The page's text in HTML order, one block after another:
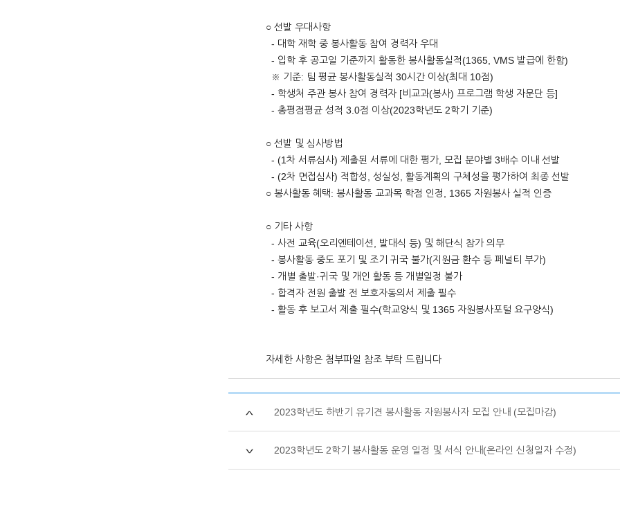
○ 선발 우대사항
- 대학 재학 중 봉사활동 참여 경력자 우대
- 입학 후 공고일 기준까지 활동한 봉사활동실적(1365, VMS 발급에 한함)
※ 기준: 팀 평균 봉사활동실적 30시간 이상(최대 10점)
- 학생처 주관 봉사 참여 경력자 [비교과(봉사) 프로그램 학생 자문단 등]
- 총평점평균 성적 3.0점 이상(2023학년도 2학기 기준)
○ 선발 및 심사방법
- (1차 서류심사) 제출된 서류에 대한 평가, 모집 분야별 3배수 이내 선발
- (2차 면접심사) 적합성, 성실성, 활동계획의 구체성을 평가하여 최종 선발
○ 봉사활동 혜택: 봉사활동 교과목 학점 인정, 1365 자원봉사 실적 인증
○ 기타 사항
- 사전 교육(오리엔테이션, 발대식 등) 및 해단식 참가 의무
- 봉사활동 중도 포기 및 조기 귀국 불가(지원금 환수 등 페널티 부가)
- 개별 출발·귀국 및 개인 활동 등 개별일정 불가
- 합격자 전원 출발 전 보호자동의서 제출 필수
- 활동 후 보고서 제출 필수(학교양식 및 1365 자원봉사포털 요구양식)
자세한 사항은 첨부파일 참조 부탁 드립니다
2023학년도 하반기 유기견 봉사활동 자원봉사자 모집 안내 (모집마감)
2023학년도 2학기 봉사활동 운영 일정 및 서식 안내(온라인 신청일자 수정)